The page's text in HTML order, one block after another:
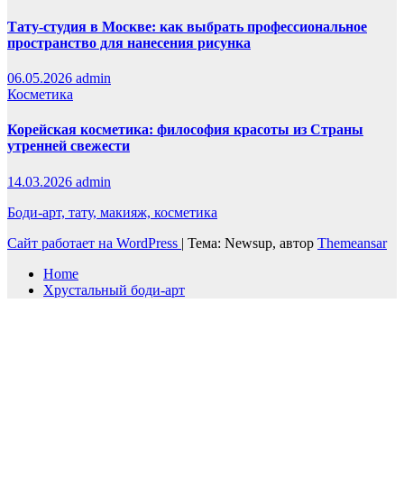
Тату-студия в Москве: как выбрать профессиональное
пространство для нанесения рисунка
06.05.2026 admin
Косметика
Корейская косметика: философия красоты из Страны
утренней свежести
14.03.2026 admin
Боди-арт, тату, макияж, косметика
Сайт работает на WordPress | Тема: Newsup, автор Themeansar
Home
Хрустальный боди-арт